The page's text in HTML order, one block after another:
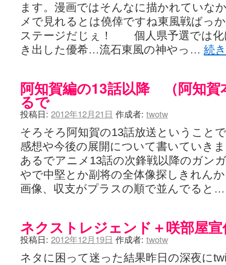
ます。漫画ではそんなに描かれていな
メで見れるとは僥倖ですね東風戦ばっ
ステージだじぇ！ 個人県予選では化
き出した優希…流石東風の神やっ… 続
阿知賀編の13話以降 （阿知賀
るで
投稿日: 2012年12月21日 作成者: twotw
そろそろ阿知賀の13話放送ということ
感想や今後の展開について書いていき
あるでアニメ13話の次鋒戦以降のガン
やで中堅とか副将の全体像探しきれん
画像、収支がプラスの順で並んでると
ネクストレジェンド＋咲部屋
投稿日: 2012年12月19日 作成者: twotw
ネタに困って迷った結果昨日の深夜に